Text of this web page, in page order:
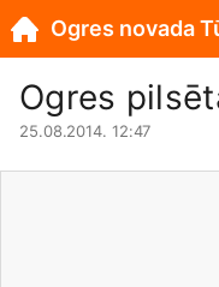
Ogres
25.08.2014. 12:47
Ogres novada